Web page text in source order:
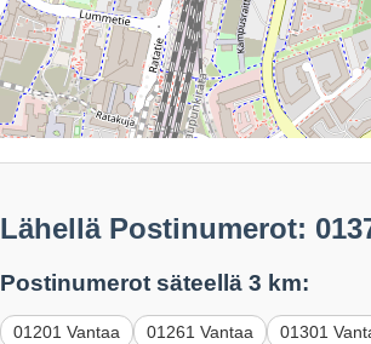
Lähellä Postinumerot:
Postinumerot säteellä 3 km:
01201 Vantaa 01261 Vantaa 01301